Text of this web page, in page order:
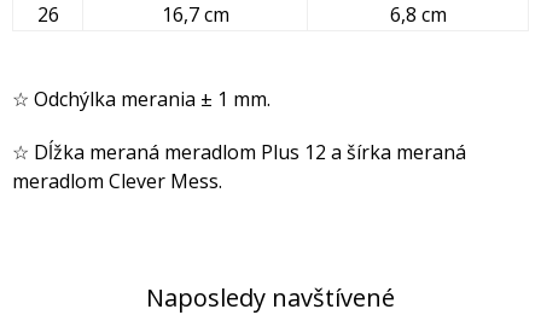
26
16,7 cm 6,8 cm
☆ Odchýlka merania ± 1 mm.
☆ Dĺžka meraná meradlom Plus 12 a šírka meraná
meradlom Clever Mess.
Naposledy navštívené